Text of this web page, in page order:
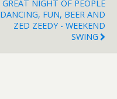
GREAT NIGHT OF PEOPLE
DANCING, FUN, BEER AND
ZED ZEEDY - WEEKEND
SWING